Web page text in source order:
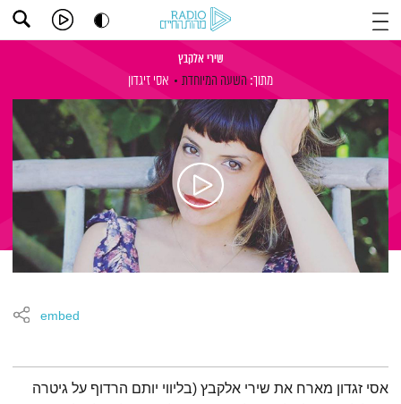
שירי אלקבץ
מתוך: השעה המיוחדת אסי זיגדון
embed
תמצית הפודקאסט
אסי זגדון מארח את שירי אלקבץ (בליווי יותם הרדוף על גיטרה